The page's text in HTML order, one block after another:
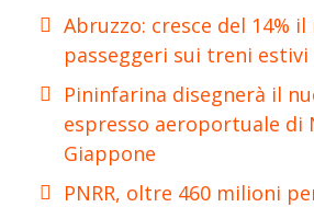
Abruzzo: cresce del 14%
passeggeri sui treni
Pininfarina disegnerà il
espresso aeroportuale di
Giappone
PNRR, oltre 460 milioni